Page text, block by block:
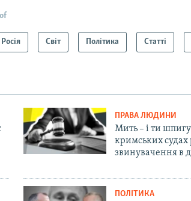
Росія Світ Політика Статті
ПРАВА ЛЮДИНИ
Мить – і ти
кримських судах
звинувачення в
ПОЛІТИКА